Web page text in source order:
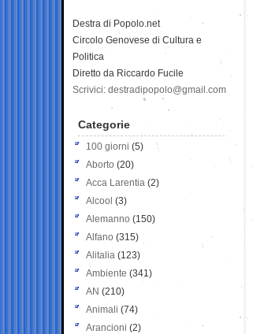
Destra di Popolo.net
Circolo Genovese di Cultura e
Politica
Diretto da Riccardo Fucile
Scrivici: destradipopolo@gmail.com
Categorie
100 giorni (5)
Aborto (20)
Acca Larentia (2)
Alcool (3)
Alemanno (150)
Alfano (315)
Alitalia (123)
Ambiente (341)
AN (210)
Animali (74)
Arancioni (2)